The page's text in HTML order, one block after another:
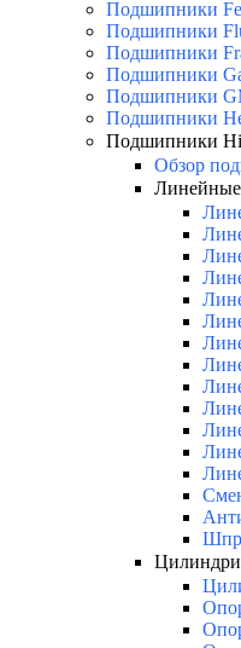
Подшипники
Подшипники
Подшипники
Подшипники
Подшипники
Подшипники
Подшипники
Обзор